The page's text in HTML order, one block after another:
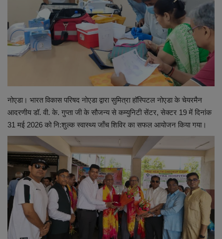
शिक्षा
स्वास्थ्य
व्यापार
रोजगार
NEWS
वीडियो
टेक वर्ल्ड
लाइफस्टाइल
नोएडा। भारत विकास परिषद नोएडा द्वारा सुमित्रा हॉस्पिटल नोएडा के चेयरमैन
आदरणीय डॉ. वी. के. गुप्ता जी के सौजन्य से कम्युनिटी सेंटर, सेक्टर 19 में दिनांक
31 मई 2026 को नि:शुल्क स्वास्थ्य जाँच शिविर का सफल आयोजन किया गया।